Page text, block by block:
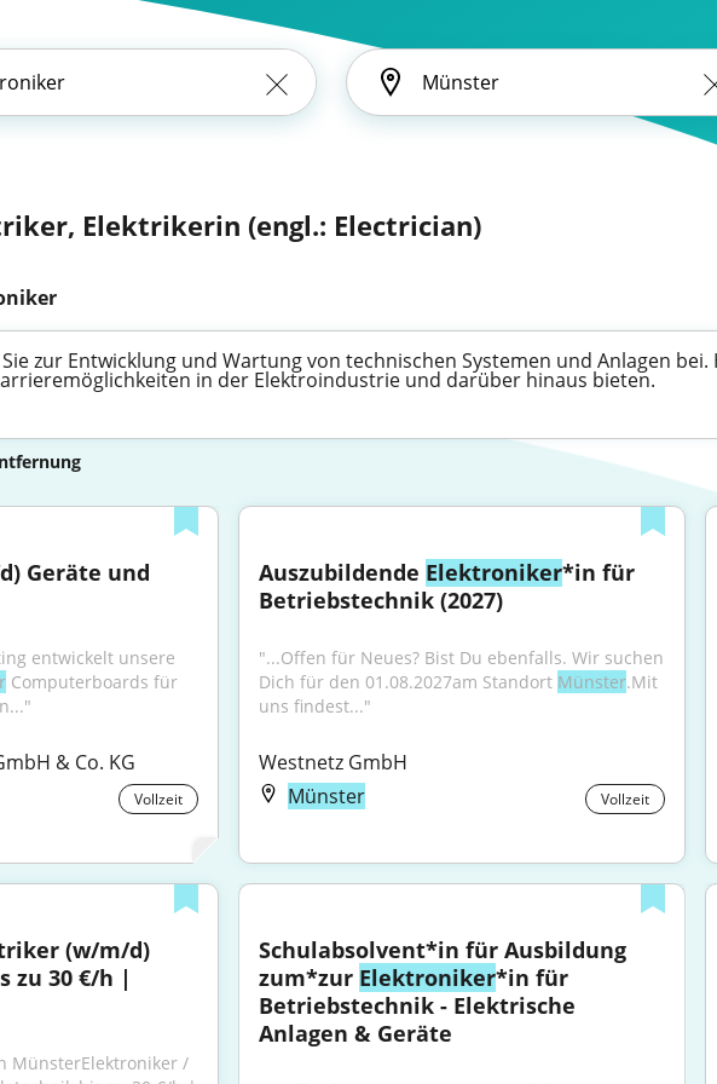
Elektrikerin (engl.: Electrician)
zur Entwicklung und Wartung von technischen Systemen und Anlagen
in der Elektroindustrie und darüber hinaus bieten.
Geräte und
entwickelt unsere
Computerboards für
& Co. KG
Vollzeit
Auszubildende Elektroniker*in für
Betriebstechnik (2027)
"...Offen für Neues? Bist Du ebenfalls. Wir suchen
Dich für den 01.08.2027am Standort Münster.Mit
uns findest..."
Westnetz GmbH
Münster
Vollzeit
(w/m/d)
MünsterElektroniker /
Schulabsolvent*in für Ausbildung
zum*zur Elektroniker*in für
Betriebstechnik - Elektrische
Anlagen & Geräte